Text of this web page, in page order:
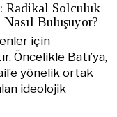
Radikal Solculuk
Buluşuyor?
için
Öncelikle Batı’ya,
yönelik ortak
ideolojik